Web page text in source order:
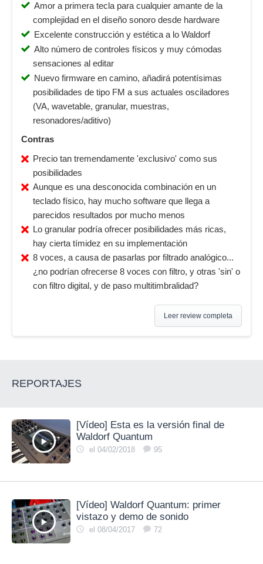
Amor a primera tecla para cualquier amante de la
complejidad en el diseño sonoro desde hardware
Excelente construcción y estética a lo Waldorf
Alto número de controles físicos y muy cómodas
sensaciones al editar
Nuevo firmware en camino, añadirá potentísimas
posibilidades de tipo FM a sus actuales osciladores
(VA, wavetable, granular, muestras,
resonadores/aditivo)
Contras
Precio tan tremendamente 'exclusivo' como sus
posibilidades
Aunque es una desconocida combinación en un
teclado físico, hay mucho software que llega a
parecidos resultados por mucho menos
Lo granular podría ofrecer posibilidades más ricas,
hay cierta tímidez en su implementación
8 voces, a causa de pasarlas por filtrado analógico...
¿no podrían ofrecerse 8 voces con filtro, y otras 'sin' o
con filtro digital, y de paso multitimbralidad?
Leer review completa
REPORTAJES
[Vídeo] Esta es la versión final de
Waldorf Quantum
el 04/02/2018 95
[Vídeo] Waldorf Quantum: primer
vistazo y demo de sonido
el 08/04/2017 72